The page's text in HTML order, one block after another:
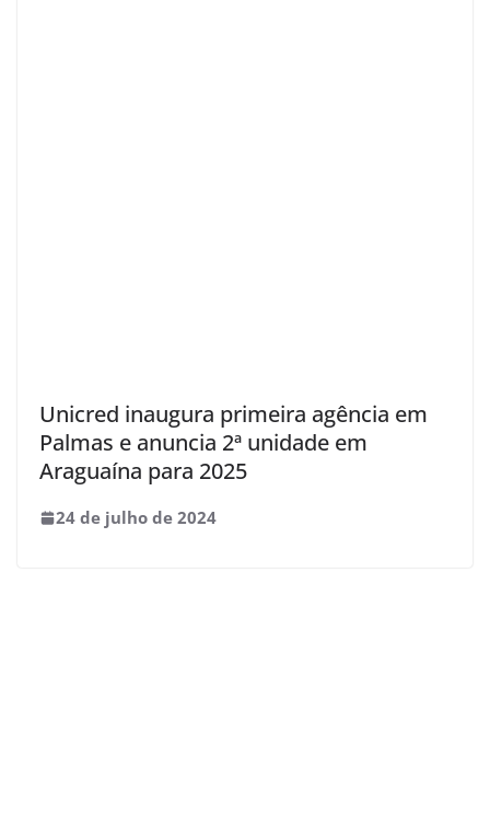
Unicred inaugura primeira agência em
Palmas e anuncia 2ª unidade em
Araguaína para 2025
24 de julho de 2024